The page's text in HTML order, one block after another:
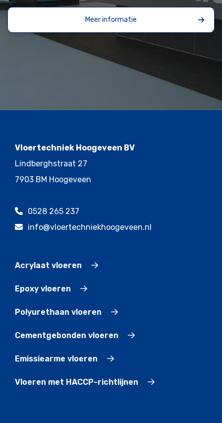
Meer informatie
Vloertechniek Hoogeveen BV
Lindberghstraat 27
7903 BM Hoogeveen
0528 265 237
info@vloertechniekhoogeveen.nl
Acrylaat vloeren
Epoxy vloeren
Polyurethaan vloeren
Cementgebonden vloeren
Emissiearme vloeren
Vloeren met HACCP-richtlijnen